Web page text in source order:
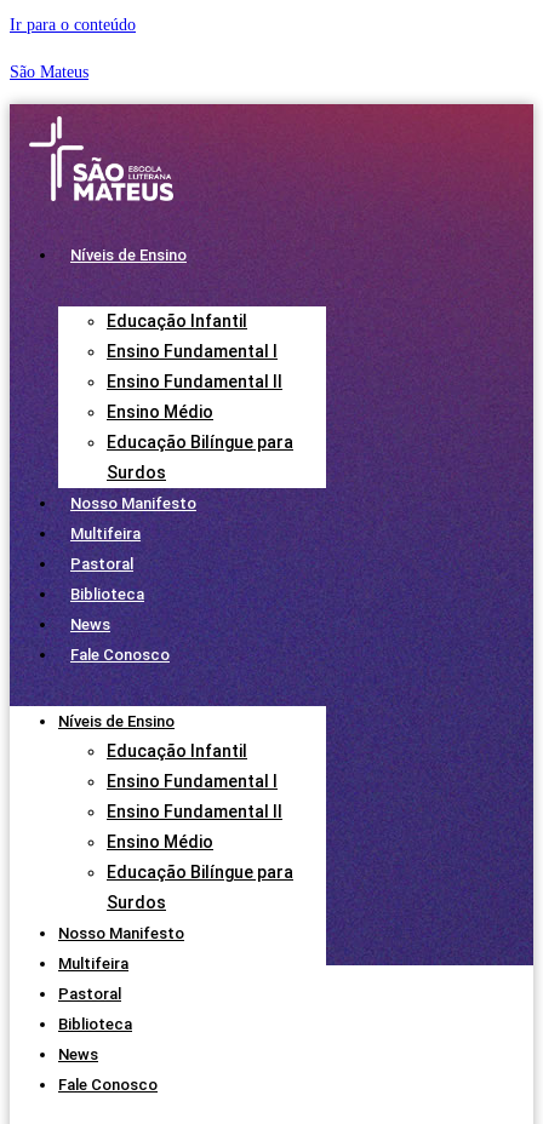
Ir para o conteúdo
São Mateus
Níveis de Ensino
Educação Infantil
Ensino Fundamental I
Ensino Fundamental II
Ensino Médio
Educação Bilíngue para
Surdos
Nosso Manifesto
Multifeira
Pastoral
Biblioteca
News
Fale Conosco
Níveis de Ensino
Educação Infantil
Ensino Fundamental I
Ensino Fundamental II
Ensino Médio
Educação Bilíngue para
Surdos
Nosso Manifesto
Multifeira
Pastoral
Biblioteca
News
Fale Conosco